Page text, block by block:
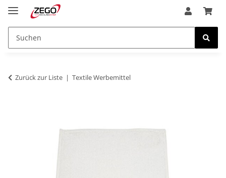
Zurück zur Liste Textile Werbemittel